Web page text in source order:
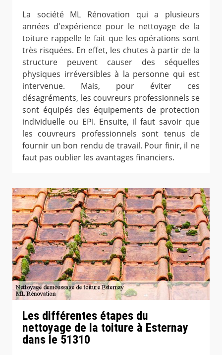
La société ML Rénovation qui a plusieurs
années d'expérience pour le nettoyage de la
toiture rappelle le fait que les opérations sont
très risquées. En effet, les chutes à partir de la
structure peuvent causer des séquelles
physiques irréversibles à la personne qui est
intervenue. Mais, pour éviter ces
désagréments, les couvreurs professionnels se
sont équipés des équipements de protection
individuelle ou EPI. Ensuite, il faut savoir que
les couvreurs professionnels sont tenus de
fournir un bon rendu de travail. Pour finir, il ne
faut pas oublier les avantages financiers.
Les différentes étapes du
nettoyage de la toiture à Esternay
dans le 51310